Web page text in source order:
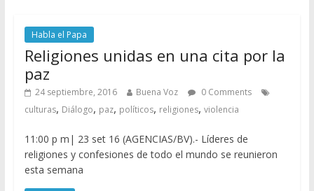
Habla el Papa
Religiones unidas en una cita por la
paz
24 septiembre, 2016 Buena Voz
0 Comments
culturas, Diálogo, paz, políticos, religiones, violencia
11:00 p m| 23 set 16 (AGENCIAS/BV).- Líderes de
religiones y confesiones de todo el mundo se reunieron
esta semana